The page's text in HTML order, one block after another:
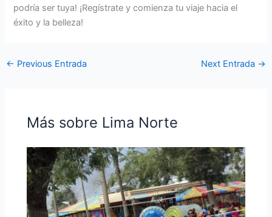
podría ser tuya! ¡Regístrate y comienza tu viaje hacia el
éxito y la belleza!
← Previous Entrada Next Entrada →
Más sobre Lima Norte